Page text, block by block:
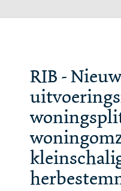
RIB -